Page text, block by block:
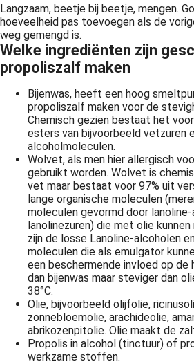
Langzaam, beetje bij beetje, mengen.
hoeveelheid pas toevoegen als de
weg gemengd is.
Welke ingrediënten zijn
propoliszalf maken
Bijenwas, heeft een hoog
propoliszalf maken voor de
Chemisch gezien bestaat het
esters van bijvoorbeeld vetzuren
alcoholmoleculen.
Wolvet, als men hier allergisch
gebruikt worden. Wolvet is
vet maar bestaat voor 97% uit
lange organische moleculen
moleculen gevormd door
lanolinezuren) die met olie
zijn de losse Lanoline-alcoholen
moleculen die als emulgator
een beschermende invloed op de
dan bijenwas maar steviger dan
38°C.
Olie, bijvoorbeeld olijfolie,
zonnebloemolie, arachideolie,
abrikozenpitolie. Olie maakt de
Propolis in alcohol (tinctuur) of
werkzame stoffen.